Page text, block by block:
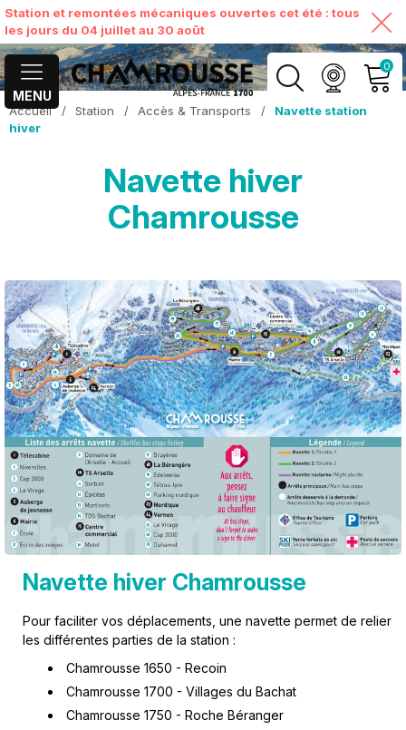
Station et remontées mécaniques ouvertes cet été : tous
les jours du 04 juillet au 30 août
MENU
0
MON COMPTE
VOIR MON PANIER
Accueil / Station / Accès & Transports /
Navette station
hiver
Navette hiver
Chamrousse
Navette hiver Chamrousse
Pour faciliter vos déplacements, une navette permet de relier
les différentes parties de la station :
Chamrousse 1650 - Recoin
Chamrousse 1700 - Villages du Bachat
Chamrousse 1750 - Roche Béranger